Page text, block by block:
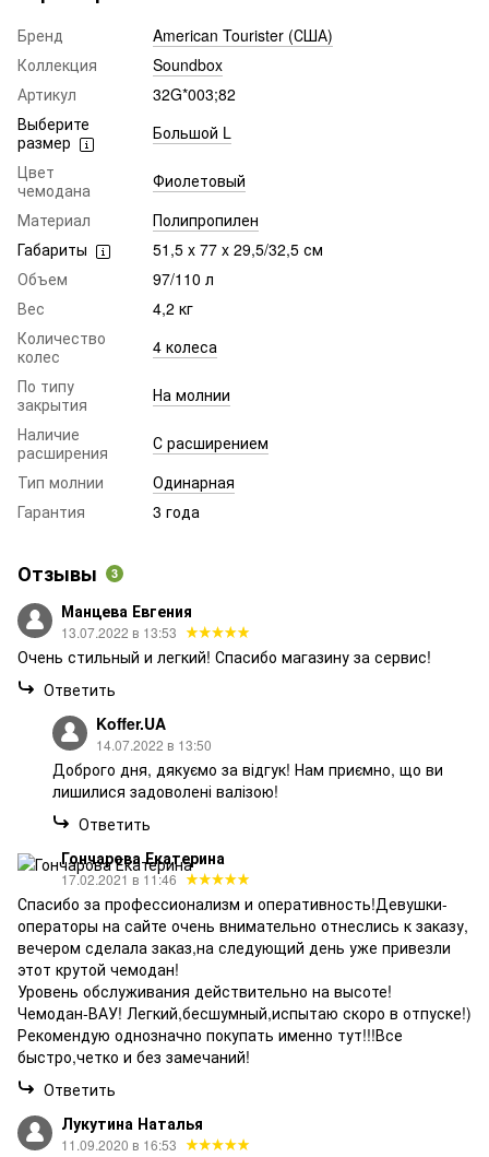
Бренд
American Tourister (США)
Коллекция
Soundbox
Артикул
32G*003;82
Выберите
размер
Большой L
Цвет
чемодана
Фиолетовый
Материал
Полипропилен
Габариты
51,5 x 77 x 29,5/32,5 см
Объем
97/110 л
Вес
4,2 кг
Количество
колес
4 колеса
По типу
закрытия
На молнии
Наличие
расширения
С расширением
Тип молнии
Одинарная
Гарантия
3 года
Отзывы 3
Манцева Евгения
13.07.2022 в 13:53
Очень стильный и легкий! Спасибо магазину за сервис!
Ответить
Koffer.UA
14.07.2022 в 13:50
Доброго дня, дякуємо за відгук! Нам приємно, що ви
лишилися задоволені валізою!
Ответить
Гончарова Екатерина
17.02.2021 в 11:46
Спасибо за профессионализм и оперативность!Девушки-
операторы на сайте очень внимательно отнеслись к заказу,
вечером сделала заказ,на следующий день уже привезли
этот крутой чемодан!
Уровень обслуживания действительно на высоте!
Чемодан-ВАУ! Легкий,бесшумный,испытаю скоро в отпуске!)
Рекомендую однозначно покупать именно тут!!!Все
быстро,четко и без замечаний!
Ответить
Лукутина Наталья
11.09.2020 в 16:53